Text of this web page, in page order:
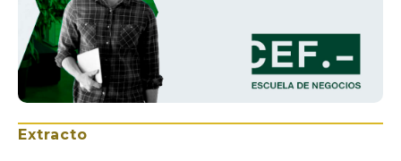
Extracto